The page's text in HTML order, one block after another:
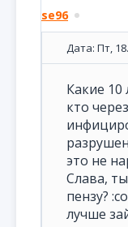
se96
Дата: Пт,
Какие 10
кто
это не
Слава,
пензу?
лучше